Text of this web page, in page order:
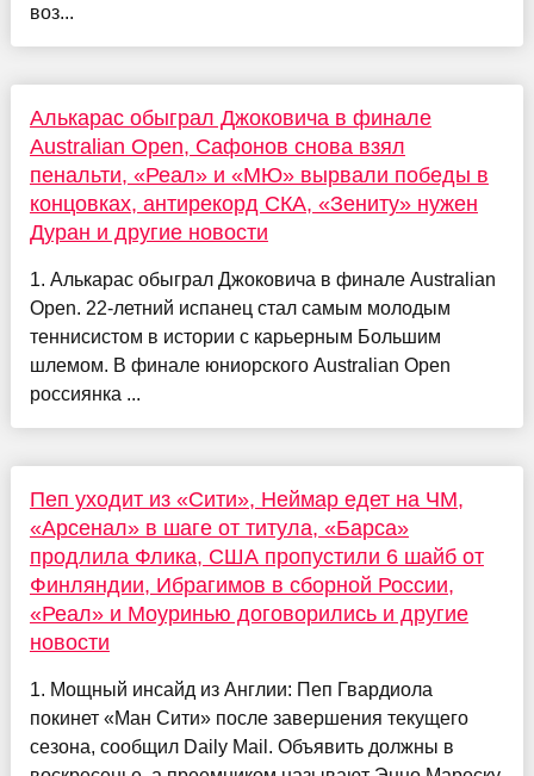
воз...
Алькарас обыграл Джоковича в финале
Australian Open, Сафонов снова взял
пенальти, «Реал» и «МЮ» вырвали победы в
концовках, антирекорд СКА, «Зениту» нужен
Дуран и другие новости
1. Алькарас обыграл Джоковича в финале Australian
Open. 22-летний испанец стал самым молодым
теннисистом в истории с карьерным Большим
шлемом. В финале юниорского Australian Open
россиянка ...
Пеп уходит из «Сити», Неймар едет на ЧМ,
«Арсенал» в шаге от титула, «Барса»
продлила Флика, США пропустили 6 шайб от
Финляндии, Ибрагимов в сборной России,
«Реал» и Моуринью договорились и другие
новости
1. Мощный инсайд из Англии: Пеп Гвардиола
покинет «Ман Сити» после завершения текущего
сезона, сообщил Daily Mail. Объявить должны в